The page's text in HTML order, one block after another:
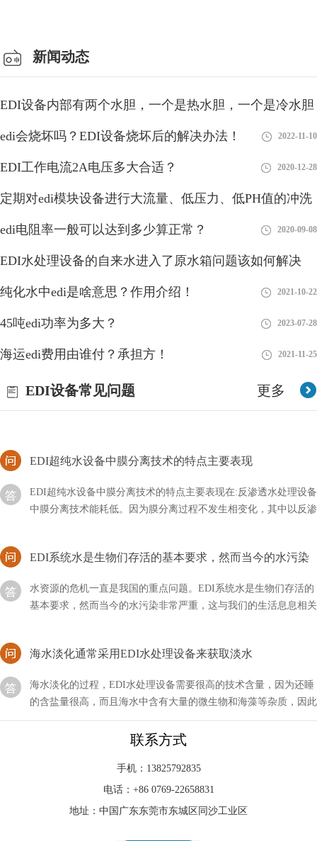
新闻动态
EDI设备内部有两个水胆，一个是热水胆，一个是冷水胆
2018-08-27
edi会烧坏吗？EDI设备烧坏后的解决办法！ 2022-11-10
EDI工作电流2A电压多大合适？ 2020-12-28
定期对edi模块设备进行大流量、低压力、低PH值的冲洗
有利 2018-08-28
edi电阻率一般可以达到多少算正常？ 2020-09-08
EDI水处理设备的自来水进入了原水箱问题该如何解决
2018-08-28
纯化水中edi是啥意思？作用介绍！ 2021-10-22
45吨edi功率为多大？ 2023-07-28
海运edi费用由谁付？承担方！ 2021-11-25
更多
EDI设备常见问题
熟、可靠、先进、自动化程度高的两级反渗透纯水设备＋EDI＋精
混床除盐水处理工艺，EDI水处理设备确保处理后
edi进水为何分两路？
为两路，即进水路和电离路。下面是进水分两路的原因：1、进水
路：进水路是EDI系统中的第一道
中膜分离技术能耗低。因为膜分离过程不发生相变化，其中以反渗
透耗能更低，这对于克服国家的能源危机有相当的意义
非常严重
基本要求，然而当今的水污染非常严重，这与我们的生活息息相关
的含盐量很高，而且海水中含有大量的微生物和海藻等杂质，因此
我们通常使用蒸馏法和反渗透法相结合，来获取淡水
edi由哪些部分组成？
EDI全名为电子脱离离子水设备是一种高度优秀的水处理技术，用
造等领域。EDI系统利用电化学过程将离子从水中去除
联系方式
手机：13825792835
电话：+86 0769-22658831
地址：中国广东东莞市东城区同沙工业区